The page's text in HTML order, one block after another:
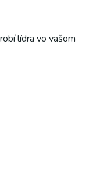
lídra vo vašom